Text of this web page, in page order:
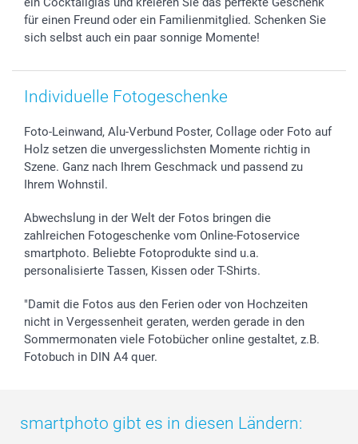
Investor Relations
B2B smartbusiness
Geburtstag
Geburt
Zahlungsmöglichkeiten
Sitemap
smartfriends
smartgarantie
für einen Freund oder ein Familienmitglied. Schenken Sie
sich selbst auch ein paar sonnige Momente!
Individuelle Fotogeschenke
Foto-Leinwand, Alu-Verbund Poster, Collage oder Foto auf
Holz setzen die unvergesslichsten Momente richtig in
Szene. Ganz nach Ihrem Geschmack und passend zu
Ihrem Wohnstil.
Abwechslung in der Welt der Fotos bringen die
zahlreichen Fotogeschenke vom Online-Fotoservice
smartphoto. Beliebte Fotoprodukte sind u.a.
personalisierte Tassen, Kissen oder T-Shirts.
"Damit die Fotos aus den Ferien oder von Hochzeiten
nicht in Vergessenheit geraten, werden gerade in den
Sommermonaten viele Fotobücher online gestaltet, z.B.
Fotobuch in DIN A4 quer.
smartphoto gibt es in diesen Ländern: